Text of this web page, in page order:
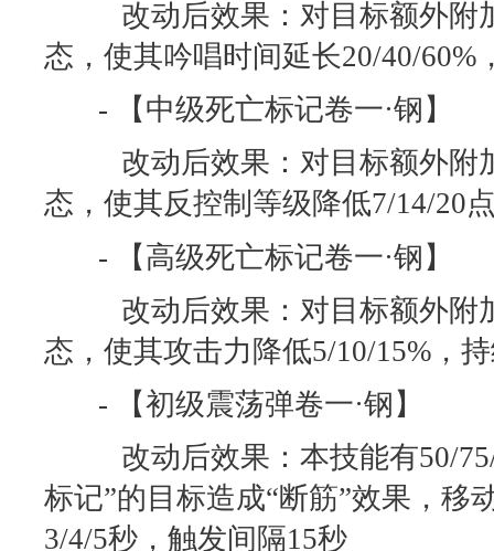
改动后效果：对目标额外附
态，使其吟唱时间延长20/40/60%
- 【中级死亡标记卷一·钢】
改动后效果：对目标额外附
态，使其反控制等级降低7/14/20
- 【高级死亡标记卷一·钢】
改动后效果：对目标额外附
态，使其攻击力降低5/10/15%，
- 【初级震荡弹卷一·钢】
改动后效果：本技能有50/
标记”的目标造成“断筋”效果，移
3/4/5秒，触发间隔15秒